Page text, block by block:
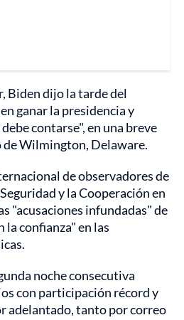
Biden dijo la tarde del
ganar la presidencia y
contarse", en una breve
de Wilmington, Delaware.
de observadores de
y la Cooperación en
"acusaciones infundadas" de
la confianza" en las
noche consecutiva
con participación récord y
adelantado, tanto por correo